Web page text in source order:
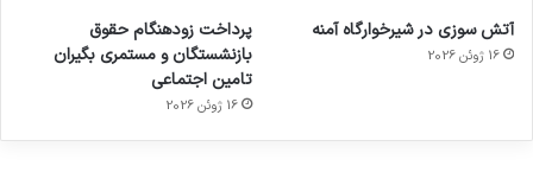
آتش سوزی در شیرخوارگاه آمنه
16 ژوئن 2026
پرداخت زودهنگام حقوق
بازنشستگان و مستمری بگیران
تامین اجتماعی
16 ژوئن 2026
برای
کشف
توسط
مجازی
…
ساعت
هوشمند
با طعم
توسط
ژاکت
در
های
2023
توسط